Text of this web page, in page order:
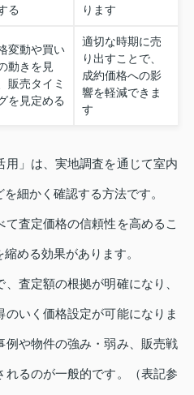
る
ります
変動や買い
動きを見
販売タイミ
を見定める
適切な時期に売
り出すことで、
成約価格への影
響を軽減できま
す
用」は、実地調査を通じて室内
細かく確認する方法です。
査定価格の信頼性を高めるこ
める効果があります。
査定額の根拠が明確になり、
いく価格設定が可能になりま
例や物件の強み・弱み、販売戦
るのが一般的です。（表記参